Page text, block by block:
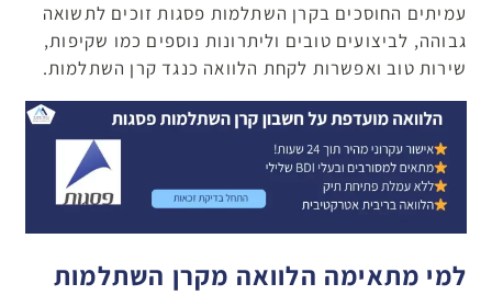
עמיתים החוסכים בקרן השתלמות פסגות זוכים לתשואה
גבוהה, לביצועים טובים וליתרונות נוספים כמו שקיפות,
שירות טוב ואפשרות לקחת הלוואה כנגד קרן השתלמות.
למי מתאימה הלוואה מקרן השתלמות